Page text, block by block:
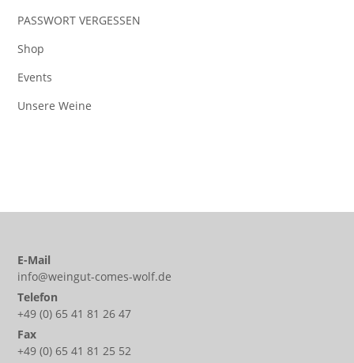
PASSWORT VERGESSEN
Shop
Events
Unsere Weine
E-Mail
info@weingut-comes-wolf.de
Telefon
+49 (0) 65 41 81 26 47
Fax
+49 (0) 65 41 81 25 52